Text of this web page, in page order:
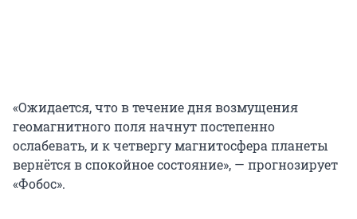
«Ожидается, что в течение дня возмущения
геомагнитного поля начнут постепенно
ослабевать, и к четвергу магнитосфера планеты
вернётся в спокойное состояние», — прогнозирует
«Фобос».